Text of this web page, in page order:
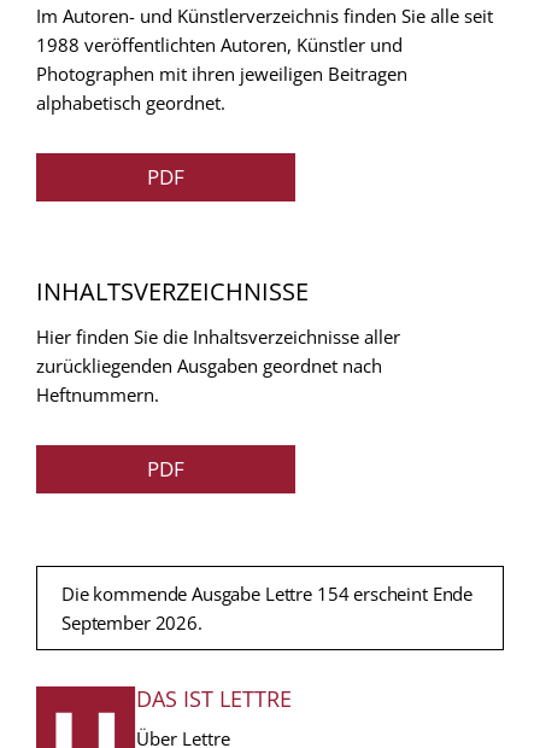
Im Autoren- und Künstlerverzeichnis finden Sie alle seit
1988 veröffentlichten Autoren, Künstler und
Photographen mit ihren jeweiligen Beitragen
alphabetisch geordnet.
PDF
INHALTSVERZEICHNISSE
Hier finden Sie die Inhaltsverzeichnisse aller
zurückliegenden Ausgaben geordnet nach
Heftnummern.
PDF
Die kommende Ausgabe Lettre 154 erscheint Ende
September 2026.
FUSSZEILE
DAS IST LETTRE
Über Lettre